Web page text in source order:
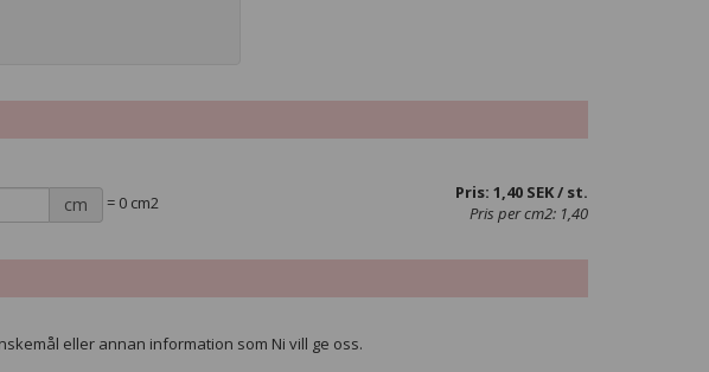
cm = 0cm2
Pris: 1,40 SEK / st.
Pris per cm2: 1,40
eller annan information som Ni vill ge oss.